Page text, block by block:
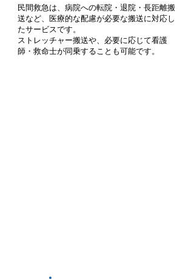
民間救急は、病院への転院・退院・長距離搬
送など、医療的な配慮が必要な搬送に対応し
たサービスです。
ストレッチャー搬送や、必要に応じて看護
師・救命士が同乗することも可能です。